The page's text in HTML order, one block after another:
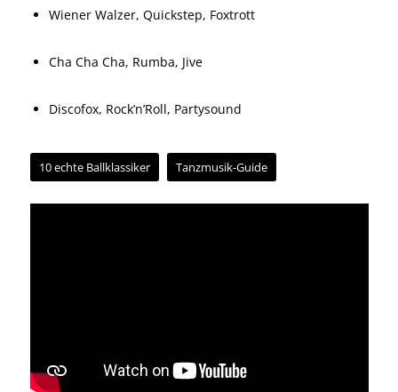
Wiener Walzer, Quickstep, Foxtrott
Cha Cha Cha, Rumba, Jive
Discofox, Rock’n’Roll, Partysound
10 echte Ballklassiker Tanzmusik-Guide